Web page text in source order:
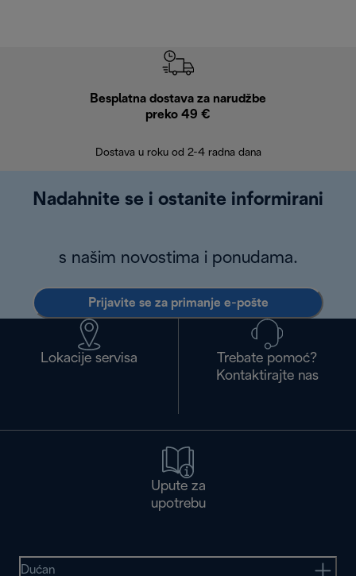
Besplatna dostava za narudžbe
preko 49 €
Dostava u roku od 2-4 radna dana
Nadahnite se i ostanite informirani
s našim novostima i ponudama.
Prijavite se za primanje e-pošte
Lokacije servisa
Trebate pomoć?
Kontaktirajte nas
Upute za
upotrebu
Dućan